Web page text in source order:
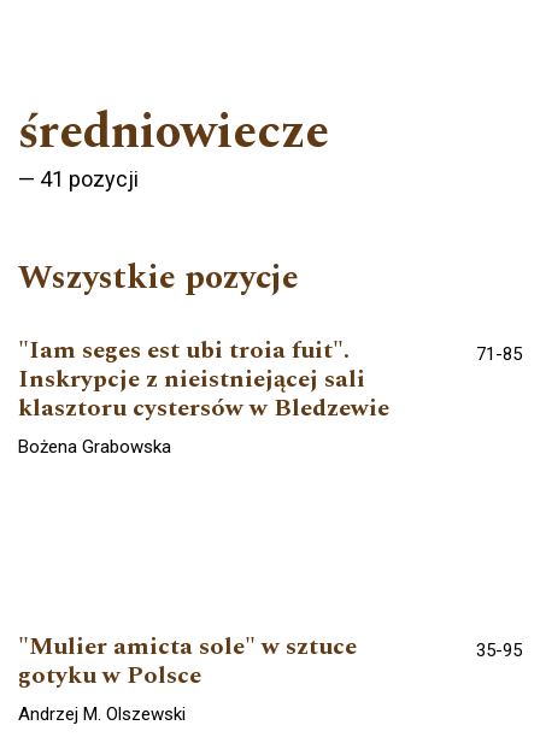
średniowiecze
41 pozycji
Wszystkie pozycje
"Iam seges est ubi troia fuit".
Inskrypcje z nieistniejącej sali
klasztoru cystersów w Bledzewie
71-85
Bożena Grabowska
"Mulier amicta sole" w sztuce
gotyku w Polsce
35-95
Andrzej M. Olszewski